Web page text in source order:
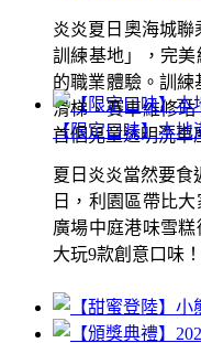
炎炎夏日奧海城聯
訓練基地」，完
的職業體驗。訓練
滑梯、賽車維修
首個兒童透明洗車
【限定口味】本地
夏日炎炎當然要食
日，利園區帶比
廣場中庭港味雪糕
大玩9款創意口味